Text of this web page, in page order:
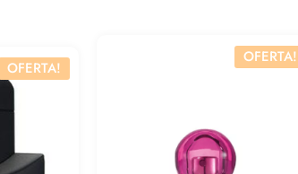
OFERTA!
OFERTA!